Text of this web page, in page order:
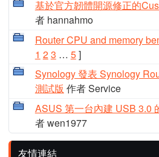
基於官方韌體開源修正的
者 hannahmo
Router CPU and memory
1 23 … 5]
Synology 發表 Synology
測試版 作者 Service
ASUS 第一台內建 USB 3.0
者 wen1977
友情連結